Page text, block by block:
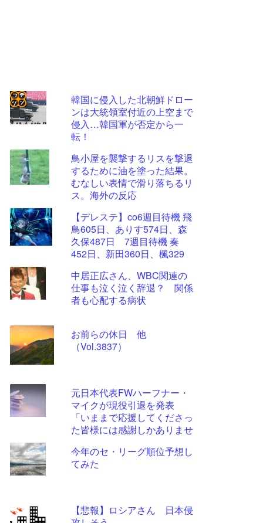
韓国に侵入した北朝鮮ドロー
ンは大統領室付近の上空まで
侵入…韓国軍が否定から一
転！
鳥小屋を襲撃するリスを撃退
するために油を塗った結果。
むなしい表情で滑り落ちるリ
ス。海外の反応
【デレステ】co6週目待機 飛
鳥605日、ありす574日、森
久保487日 7週目待機 奏
452日、新田360日、楓329
中居正広さん、WBC関連の
仕事も泣く泣く辞退？ 関係
者も心配する病状
お前らの休日 他
（Vol.3837）
元日本代表FWハーフナー・
マイクが現役引退を発表
「いままで応援してくださっ
た皆様には感謝しかありませ
今年のセ・リーグ順位予想し
てみた
【悲報】ロシアさん 日本侵
コテ
- 固
定リ
ンク
更新
ツー
ル